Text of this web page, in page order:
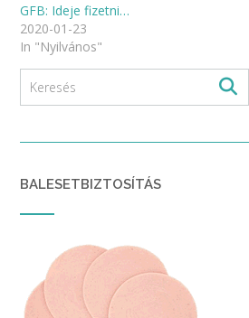
GFB: Ideje fizetni…
2020-01-23
In "Nyilvános"
BALESETBIZTOSÍTÁS